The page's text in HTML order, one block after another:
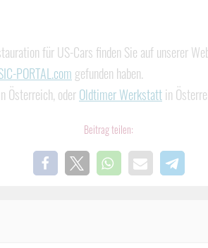
für US-Cars finden Sie auf unserer
PORTAL.com gefunden haben.
Österreich, oderOldtimer Werkstattin
Beitrag teilen: